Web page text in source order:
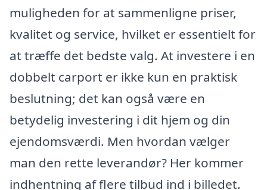
muligheden for at sammenligne priser,
kvalitet og service, hvilket er essentielt for
at træffe det bedste valg. At investere i en
dobbelt carport er ikke kun en praktisk
beslutning; det kan også være en
betydelig investering i dit hjem og din
ejendomsværdi. Men hvordan vælger
man den rette leverandør? Her kommer
indhentning af flere tilbud ind i billedet.